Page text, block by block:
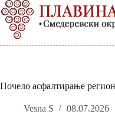
Почело асфалтирање
Vesna S 08.07.2026